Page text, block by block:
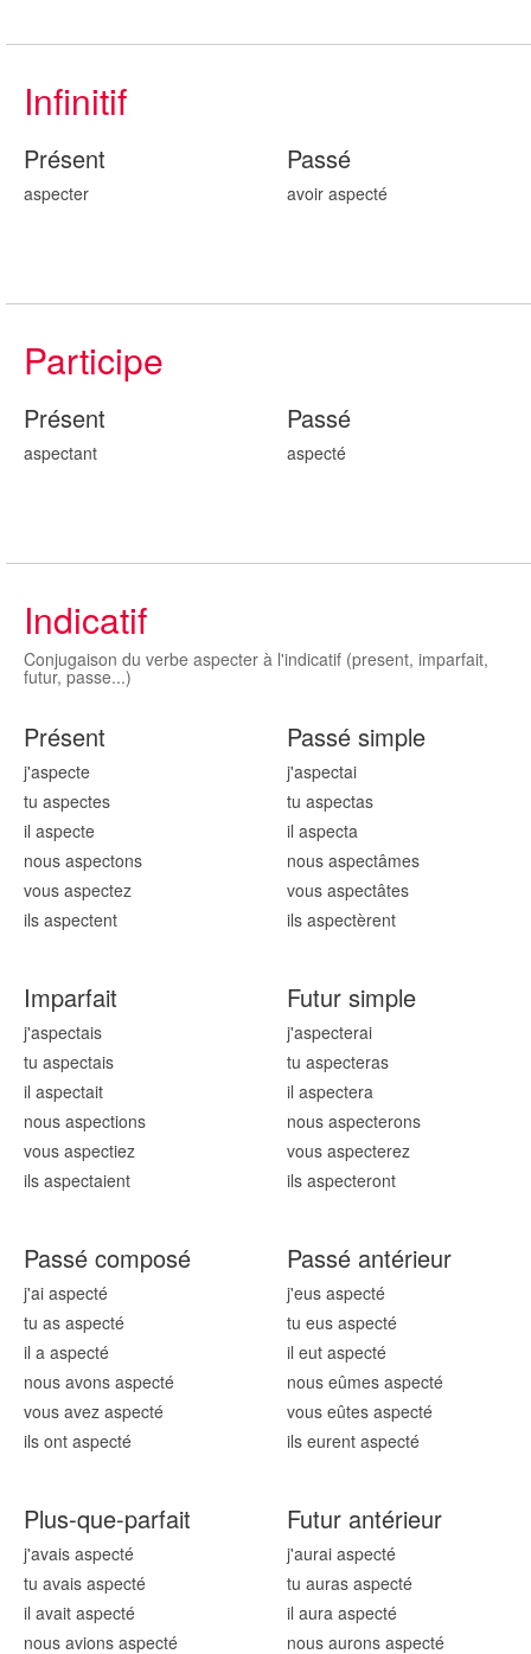
Infinitif
Présent
aspecter
Passé
avoir aspecté
Participe
Présent
aspectant
Passé
aspecté
Indicatif
Conjugaison du verbe aspecter à l'indicatif (present, imparfait,
futur, passe...)
Présent
j'aspecte
tu aspectes
il aspecte
nous aspectons
vous aspectez
ils aspectent
Passé simple
j'aspectai
tu aspectas
il aspecta
nous aspectâmes
vous aspectâtes
ils aspectèrent
Imparfait
j'aspectais
tu aspectais
il aspectait
nous aspections
vous aspectiez
ils aspectaient
Futur simple
j'aspecterai
tu aspecteras
il aspectera
nous aspecterons
vous aspecterez
ils aspecteront
Passé composé
j'ai aspecté
tu as aspecté
il a aspecté
nous avons aspecté
vous avez aspecté
ils ont aspecté
Passé antérieur
j'eus aspecté
tu eus aspecté
il eut aspecté
nous eûmes aspecté
vous eûtes aspecté
ils eurent aspecté
Plus-que-parfait
j'avais aspecté
tu avais aspecté
il avait aspecté
nous avions aspecté
Futur antérieur
j'aurai aspecté
tu auras aspecté
il aura aspecté
nous aurons aspecté